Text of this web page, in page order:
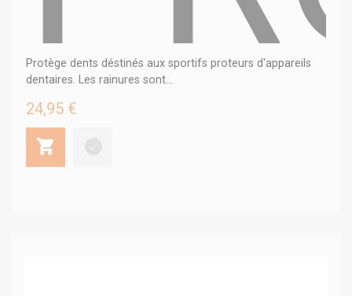
Protège dents déstinés aux sportifs proteurs d'appareils
dentaires. Les rainures sont...
24,95 €